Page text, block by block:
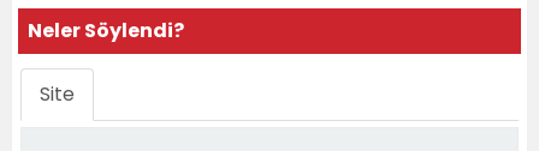
Neler Söylendi?
Site